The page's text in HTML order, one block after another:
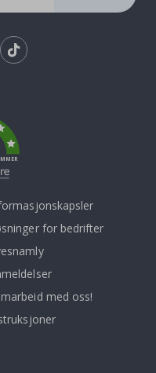
for bedrifter
med oss!